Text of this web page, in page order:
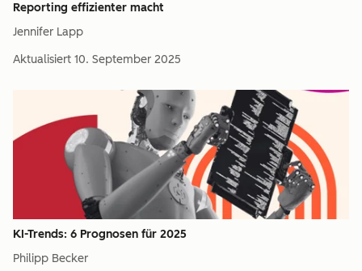
Reporting effizienter macht
Jennifer Lapp
Aktualisiert 10. September 2025
KI-Trends: 6 Prognosen für 2025
Philipp Becker